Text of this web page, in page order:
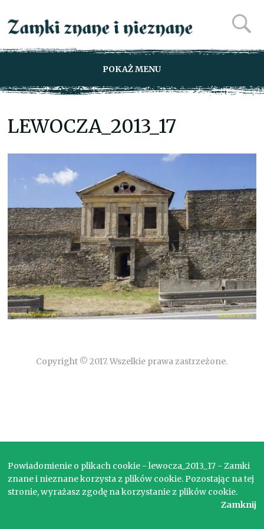
POKAŻ MENU
LEWOCZA_2013_17
Copyright © 2017. Wszelkie prawa zastrzeżone.
Powiadomienie o plikach cookie - lewocza_2013_17 - Zamki
znane i nieznane korzysta z plików cookie. Pozostając na tej
stronie, wyrażasz zgodę na korzystanie z plików cookie.
Zamknij